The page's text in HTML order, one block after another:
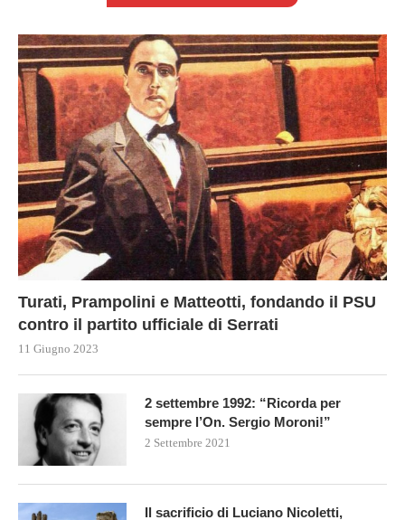
Turati, Prampolini e Matteotti, fondando il PSU
contro il partito ufficiale di Serrati
11 Giugno 2023
2 settembre 1992: “Ricorda per
sempre l’On. Sergio Moroni!”
2 Settembre 2021
Il sacrificio di Luciano Nicoletti,